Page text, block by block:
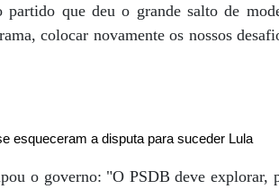
que deu o grande salto de
colocar novamente os nossos
esqueceram a disputa para suceder Lula
o governo: "O PSDB deve explorar,